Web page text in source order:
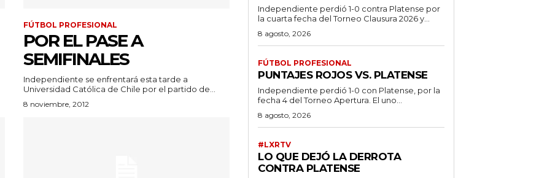
FÚTBOL PROFESIONAL
POR EL PASE A
SEMIFINALES
Independiente se enfrentará esta tarde a
Universidad Católica de Chile por el partido de...
8 noviembre, 2012
Independiente perdió 1-0 contra Platense por
la cuarta fecha del Torneo Clausura 2026 y...
8 agosto, 2026
FÚTBOL PROFESIONAL
PUNTAJES ROJOS VS. PLATENSE
Independiente perdió 1-0 con Platense, por la
fecha 4 del Torneo Apertura. El uno...
8 agosto, 2026
#LXRTV
LO QUE DEJÓ LA DERROTA
CONTRA PLATENSE